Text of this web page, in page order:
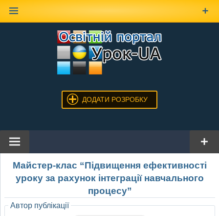
ДОДАТИ РОЗРОБКУ
Майстер-клас “Підвищення ефективності
уроку за рахунок інтеграції навчального
процесу”
Автор публікації